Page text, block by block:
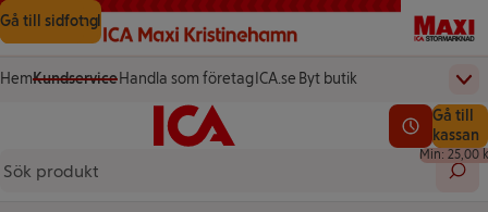
Gå till innehåll
Gå till sökning
Gå till sidfot
HemKundserviceHandla som företag ICA.se
(öppnas i ett nytt fönster)
Byt butik
(öppnas i ett nytt fönster)
Startsida
Sök
Se lediga
Gå till
kassan
Totalt
0,00 kr
Min: 25,00